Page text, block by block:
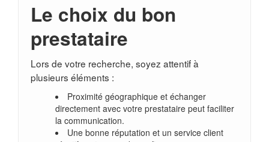
Le choix du bon
prestataire
Lors de votre recherche, soyez attentif à
plusieurs éléments :
Proximité géographique et échanger
directement avec votre prestataire peut faciliter
la communication.
Une bonne réputation et un service client